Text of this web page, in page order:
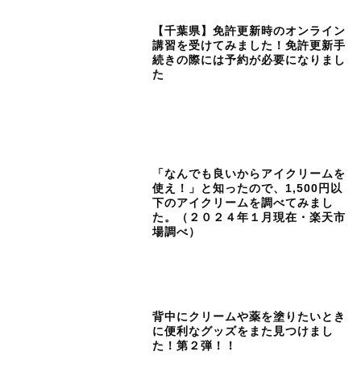
【千葉県】免許更新時のオンライン
講習を受けてみました！免許更新手
続きの際には予約が必要になりまし
た
「なんでも良いからアイクリームを
使え！」と知ったので、1,500円以
下のアイクリームを調べてみまし
た。（２０２４年１月現在・楽天市
場調べ）
背中にクリームや薬を塗りたいとき
に便利なグッズをまた見つけまし
た！第２弾！！